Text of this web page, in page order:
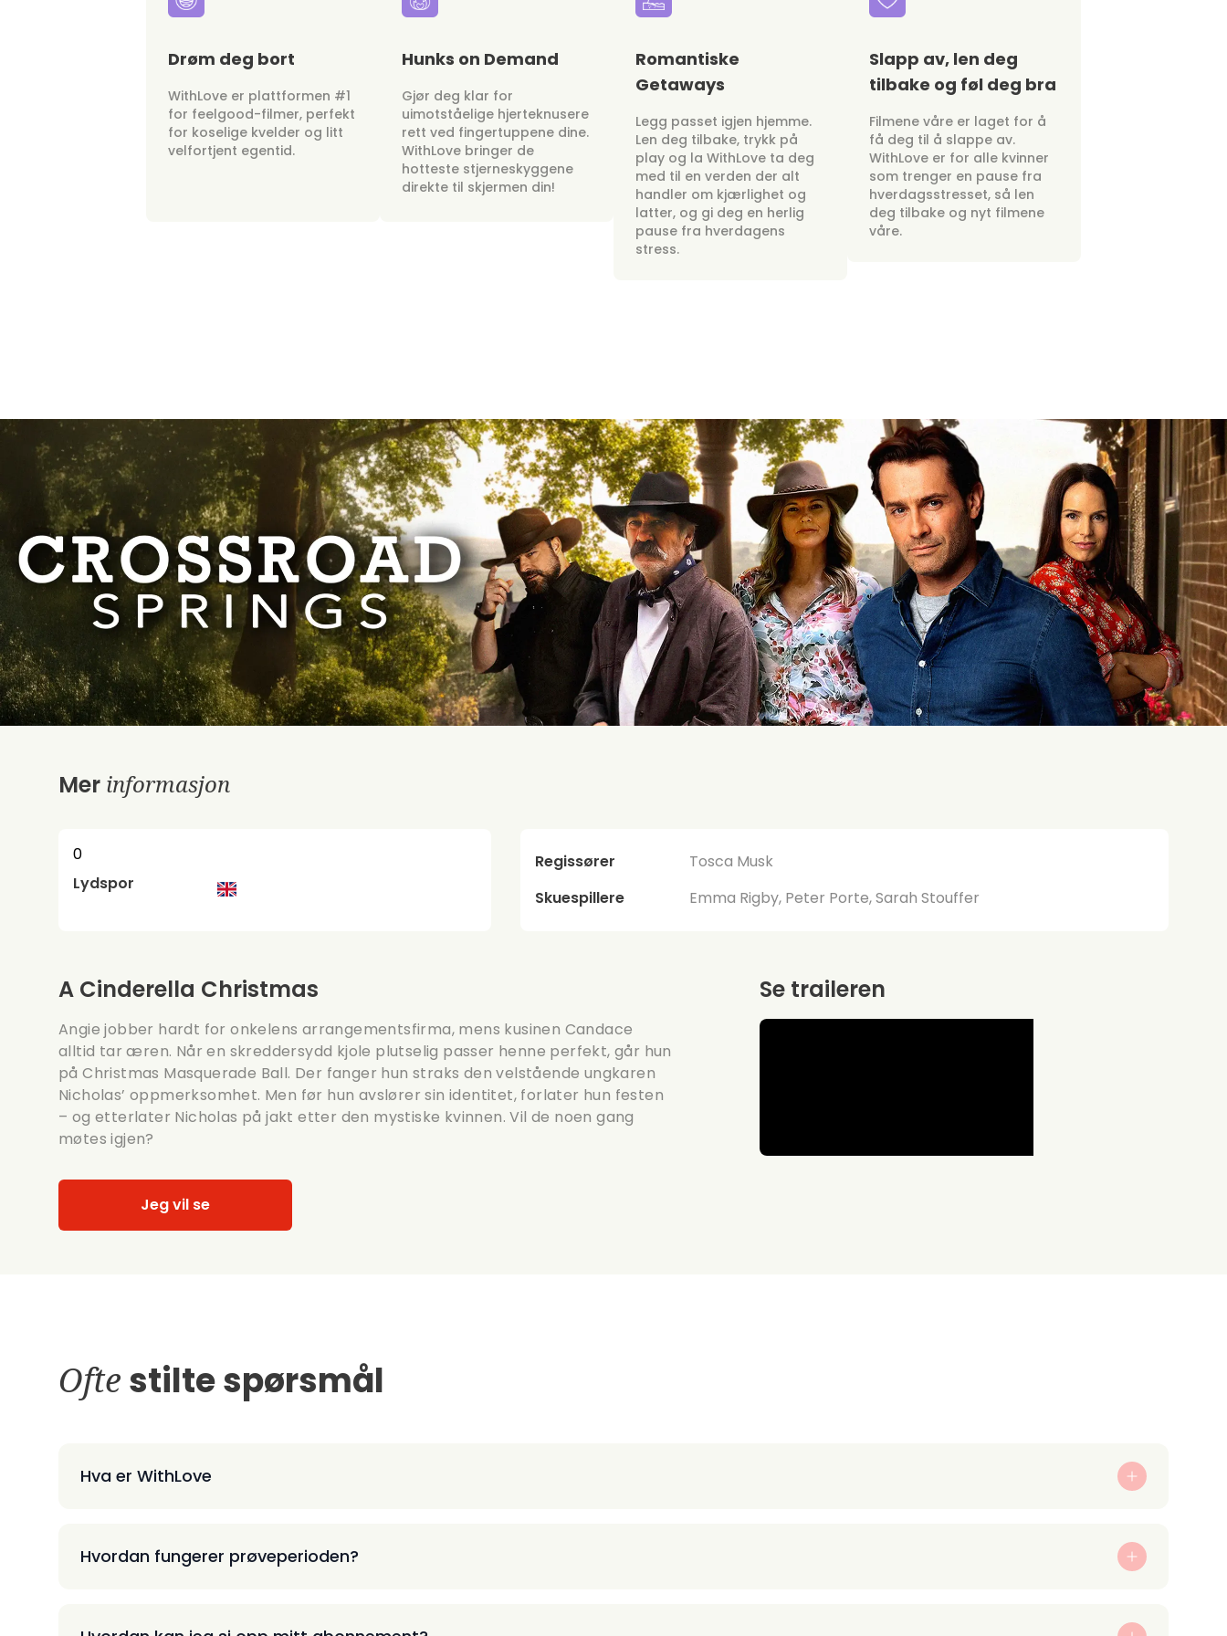
Drøm deg bort
WithLove er plattformen #1
for feelgood-filmer, perfekt
for koselige kvelder og litt
velfortjent egentid.
Hunks on Demand
Gjør deg klar for
uimotståelige hjerteknusere
rett ved fingertuppene dine.
WithLove bringer de
hotteste stjerneskyggene
direkte til skjermen din!
Romantiske
Getaways
Legg passet igjen hjemme.
Len deg tilbake, trykk på
play og la WithLove ta deg
med til en verden der alt
handler om kjærlighet og
latter, og gi deg en herlig
pause fra hverdagens
stress.
Slapp av, len deg
tilbake og føl deg bra
Filmene våre er laget for å
få deg til å slappe av.
WithLove er for alle kvinner
som trenger en pause fra
hverdagsstresset, så len
deg tilbake og nyt filmene
våre.
Mer informasjon
0
Lydspor
Regissører
Tosca Musk
Skuespillere
Emma Rigby, Peter Porte, Sarah Stouffer
A Cinderella Christmas
Angie jobber hardt for onkelens arrangementsfirma, mens kusinen Candace
alltid tar æren. Når en skreddersydd kjole plutselig passer henne perfekt, går hun
på Christmas Masquerade Ball. Der fanger hun straks den velstående ungkaren
Nicholas’ oppmerksomhet. Men før hun avslører sin identitet, forlater hun festen
– og etterlater Nicholas på jakt etter den mystiske kvinnen. Vil de noen gang
møtes igjen?
Jeg vil se
Se traileren
Ofte stilte spørsmål
Hva er WithLove
Hvordan fungerer prøveperioden?